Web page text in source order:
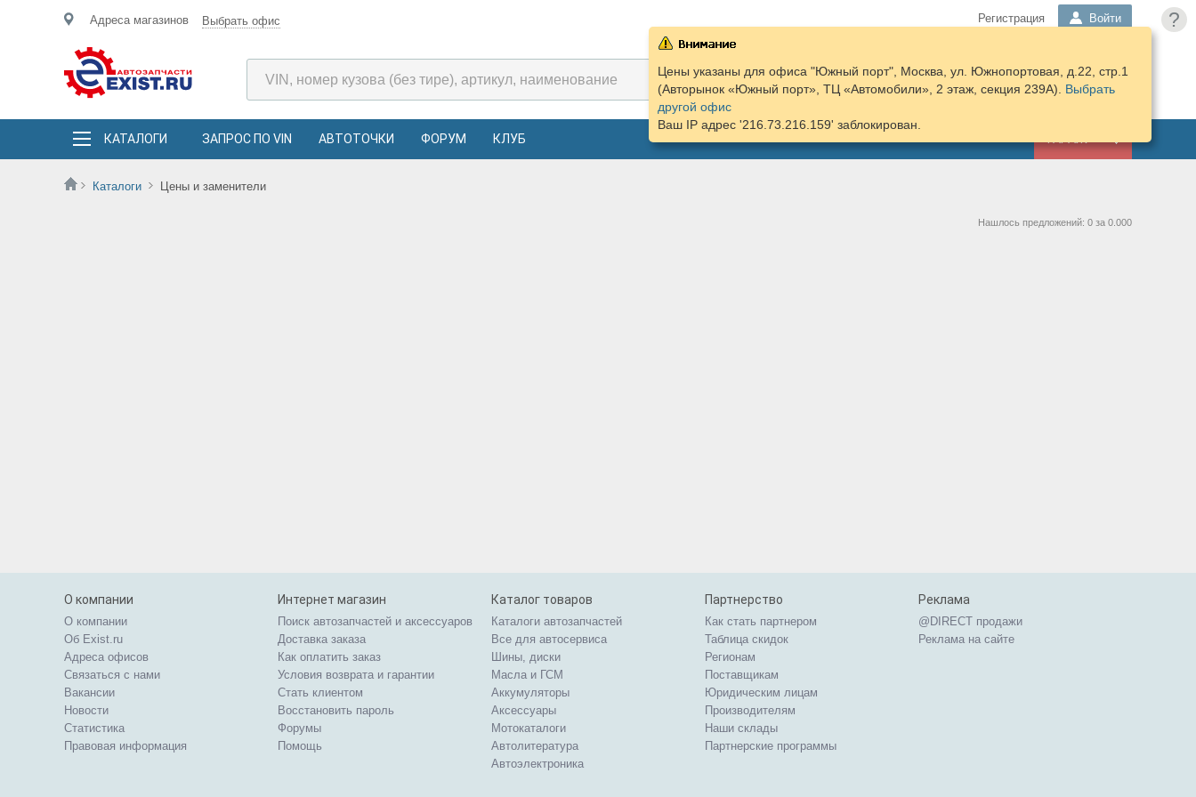
?
Адреса магазинов Выбрать офис Регистрация Войти
КОРЗИНА
ПОДОБРАТЬ
ЗАПЧАСТИ
КАТАЛОГИ ЗАПРОС ПО VIN АВТОТОЧКИ ФОРУМ КЛУБ
Каталоги Цены и заменители
Цены указаны для офиса "Южный порт", Москва, ул. Южнопортовая, д.22, стр.1
(Авторынок «Южный порт», ТЦ «Автомобили», 2 этаж, секция 239А). Выбрать
другой офис
Ваш IP адрес '216.73.216.159' заблокирован.
Нашлось предложений: 0 за 0.000
О компании
О компании
Об Exist.ru
Адреса офисов
Связаться с нами
Вакансии
Новости
Статистика
Правовая информация
Интернет магазин
Поиск автозапчастей и аксессуаров
Доставка заказа
Как оплатить заказ
Условия возврата и гарантии
Стать клиентом
Восстановить пароль
Форумы
Помощь
Каталог товаров
Каталоги автозапчастей
Все для автосервиса
Шины, диски
Масла и ГСМ
Аккумуляторы
Аксессуары
Мотокаталоги
Автолитература
Автоэлектроника
Партнерство
Как стать партнером
Таблица скидок
Регионам
Поставщикам
Юридическим лицам
Производителям
Наши склады
Партнерские программы
Реклама
@DIRECT продажи
Реклама на сайте